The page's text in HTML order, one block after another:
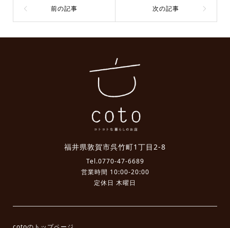
福井県敦賀市呉竹町1丁目2-8
Tel.0770-47-6689
営業時間 10:00-20:00
定休日 木曜日